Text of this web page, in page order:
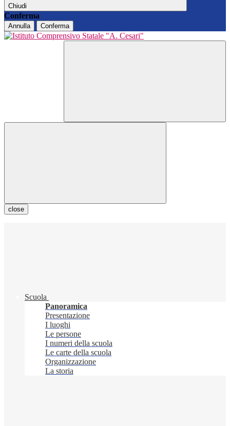
Chiudi
Conferma
Annulla Conferma
close
Scuola
Panoramica
Presentazione
I luoghi
Le persone
I numeri della scuola
Le carte della scuola
Organizzazione
La storia